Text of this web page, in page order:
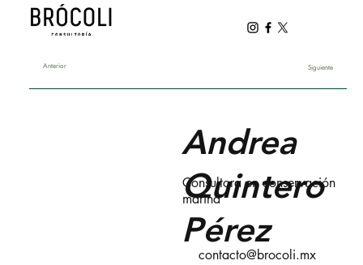
Anterior Siguiente
contacto@brocoli.mx
Andrea
Quintero
Pérez
Consultora en conservación
marina